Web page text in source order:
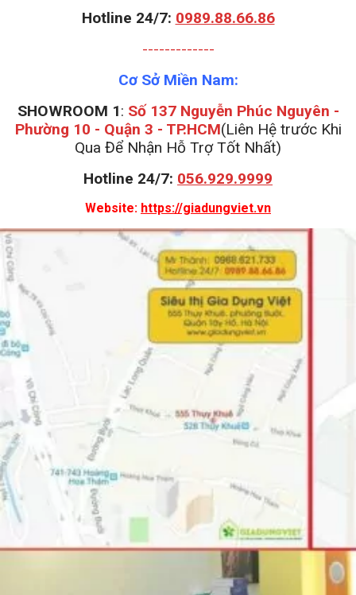
Hotline 24/7: 0989.88.66.86
-------------
Cơ Sở Miền Nam:
SHOWROOM 1: Số 137 Nguyễn Phúc Nguyên -
Phường 10 - Quận 3 - TP.HCM(Liên Hệ trước Khi
Qua Để Nhận Hỗ Trợ Tốt Nhất)
Hotline 24/7: 056.929.9999
Website: https://giadungviet.vn